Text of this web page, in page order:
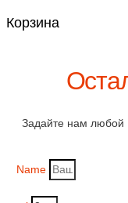
Корзина
Задайте нам любой
Name